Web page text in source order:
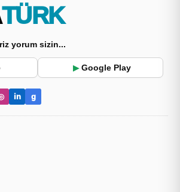
TÜRK
yorum sizin...
▶ Google Play
in g